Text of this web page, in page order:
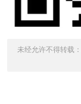
未经允许不得转载：